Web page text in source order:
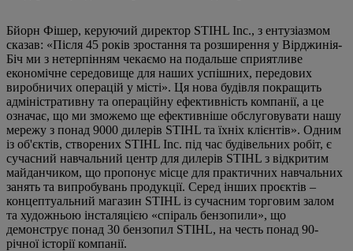
Бйорн Фішер, керуючий директор STIHL Inc., з ентузіазмом
сказав: «Після 45 років зростання та розширення у Вірджинія-
Біч ми з нетерпінням чекаємо на подальше сприятливе
економічне середовище для наших успішних, передових
виробничих операцій у місті». Ця нова будівля покращить
адміністративну та операційну ефективність компанії, а це
означає, що ми зможемо ще ефективніше обслуговувати нашу
мережу з понад 9000 дилерів STIHL та їхніх клієнтів». Одним
із об'єктів, створених STIHL Inc. під час будівельних робіт, є
сучасний навчальний центр для дилерів STIHL з відкритим
майданчиком, що пропонує місце для практичних навчальних
занять та випробувань продукції. Серед інших проєктів –
концептуальний магазин STIHL із сучасним торговим залом
та художньою інсталяцією «спіраль бензопили», що
демонструє понад 30 бензопил STIHL, на честь понад 90-
річної історії компанії.